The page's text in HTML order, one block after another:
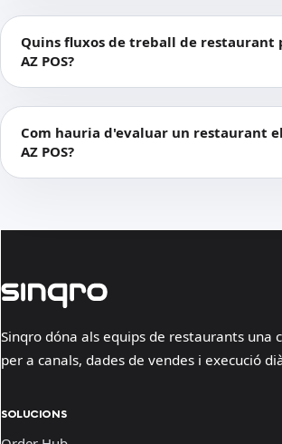
Quins fluxos de treball de restaurant
AZ POS?
Com hauria d'evaluar un restaurant
AZ POS?
Sinqro dóna als equips de restaurants una
per a canals, dades de vendes i execució
SOLUCIONS